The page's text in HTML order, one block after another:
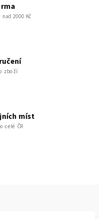
2000 Kč
zboží
míst
celé ČR